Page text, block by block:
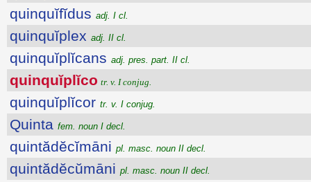
quinquĭfĭdus adj. I cl.
quinquĭplex adj. II cl.
quinquĭplĭcans adj. pres. part. II cl.
quinquĭplĭco tr. v. I conjug.
quinquĭplĭcor tr. v. I conjug.
Quinta fem. noun I decl.
quintădĕcĭmāni pl. masc. noun II decl.
quintădĕcŭmāni pl. masc. noun II decl.